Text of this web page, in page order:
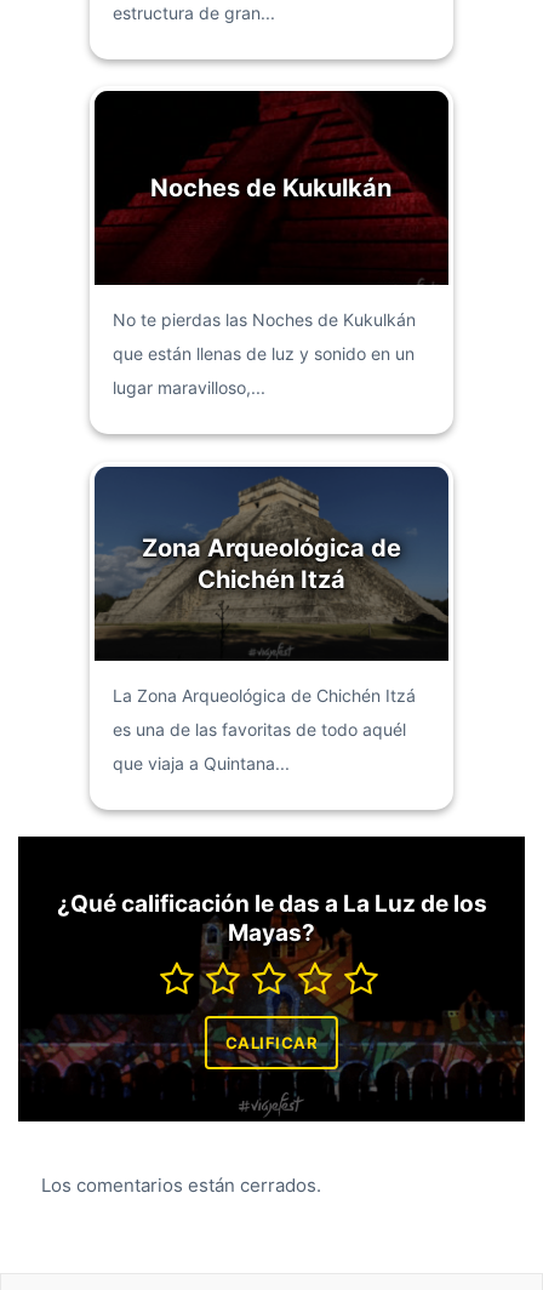
estructura de gran...
Noches de Kukulkán
No te pierdas las Noches de Kukulkán
que están llenas de luz y sonido en un
lugar maravilloso,...
Zona Arqueológica de
Chichén Itzá
La Zona Arqueológica de Chichén Itzá
es una de las favoritas de todo aquél
que viaja a Quintana...
¿Qué calificación le das a La Luz de los
Mayas?
Los comentarios están cerrados.